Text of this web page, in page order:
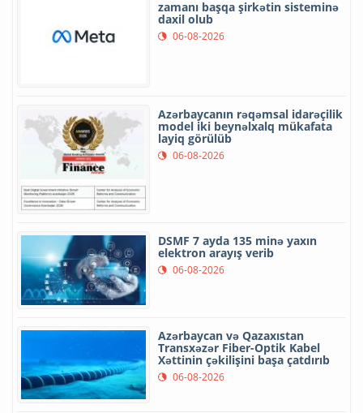
zamanı başqa şirkətin sisteminə
daxil olub
06-08-2026
Azərbaycanın rəqəmsal idarəçilik
model iki beynəlxalq mükafata
layiq görülüb
06-08-2026
DSMF 7 ayda 135 minə yaxın
elektron arayış verib
06-08-2026
Azərbaycan və Qazaxıstan
Transxəzər Fiber-Optik Kabel
Xəttinin çəkilişini başa çatdırıb
06-08-2026